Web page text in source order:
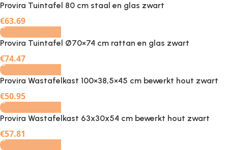
Provira Tuintafel 80 cm staal en glas zwart
€63.69
- +
Provira Tuintafel Ø70×74 cm rattan en glas zwart
€74.47
- +
Provira Wastafelkast 100×38,5×45 cm bewerkt hout zwart
€50.95
- +
Provira Wastafelkast 63x30x54 cm bewerkt hout zwart
€57.81
- +